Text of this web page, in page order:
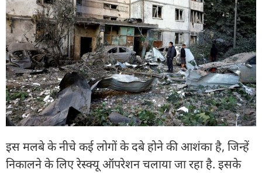
इस मलबे के नीचे कई लोगों के दबे होने की आशंका है, जिन्हें
निकालने के लिए रेस्क्यू ऑपरेशन चलाया जा रहा है. इसके